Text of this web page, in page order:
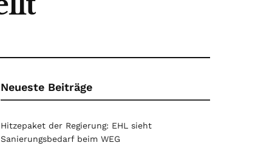
Neueste Beiträge
Hitzepaket der Regierung: EHL sieht
Sanierungsbedarf beim WEG